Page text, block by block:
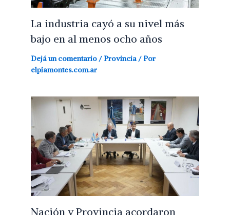
La industria cayó a su nivel más
bajo en al menos ocho años
Dejá un comentario /Provincia / Por
elpiamontes.com.ar
Nación y Provincia acordaron